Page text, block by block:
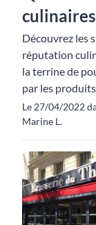
Découvrez les
réputation
la terrine de
par les produits
Le 27/04/2022
Marine L.